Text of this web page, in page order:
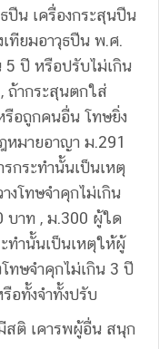
ปืน เครื่องกระสุนปืน
ทียมอาวุธปืน พ.ศ.
5 ปี หรือปรับไม่เกิน
ถ้ากระสุนตกใส่
อถูกคนอื่น โทษยิ่ง
มายอาญา ม.291
กระทำนั้นเป็นเหตุ
งโทษจำคุกไม่เกิน
บาท , ม.300 ผู้ใด
ทำนั้นเป็นเหตุให้ผู้
ทษจำคุกไม่เกิน 3 ปี
อทั้งจำทั้งปรับ
สติ เคารพผู้อื่น สนุก